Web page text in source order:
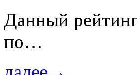
Данный рейтинг
по…